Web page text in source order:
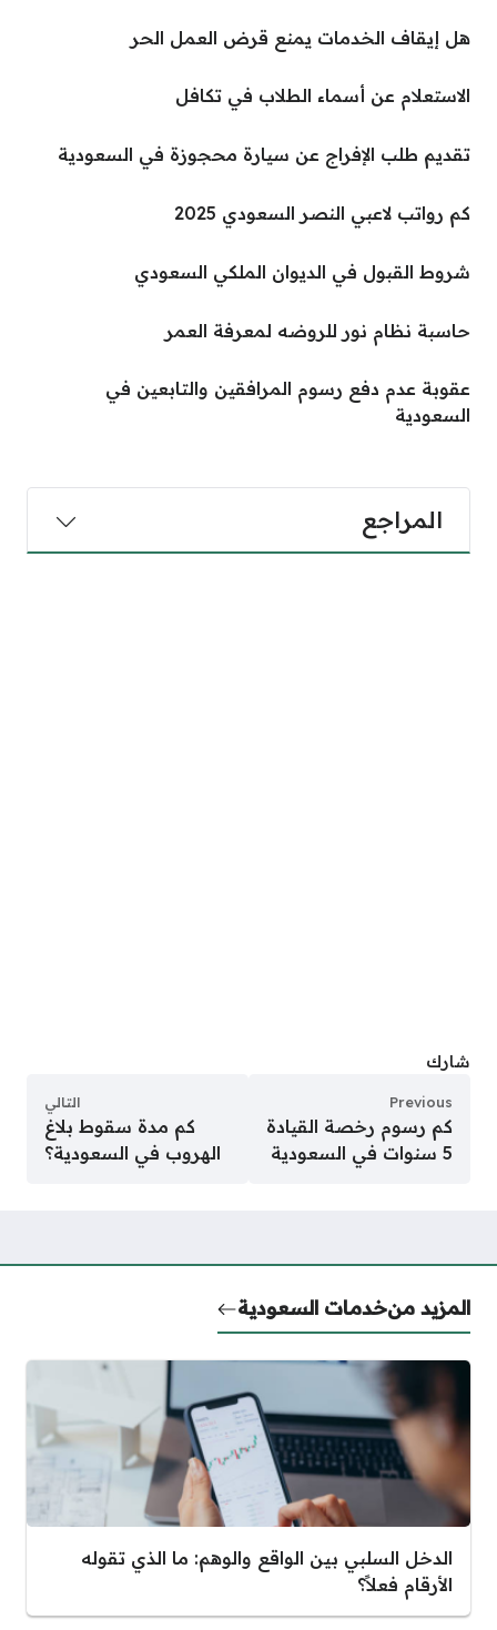
هل إيقاف الخدمات يمنع قرض العمل الحر
الاستعلام عن أسماء الطلاب في تكافل
تقديم طلب الإفراج عن سيارة محجوزة في السعودية
كم رواتب لاعبي النصر السعودي 2025
شروط القبول في الديوان الملكي السعودي
حاسبة نظام نور للروضه لمعرفة العمر
عقوبة عدم دفع رسوم المرافقين والتابعين في
السعودية
المراجع
شارك
Previous
كم رسوم رخصة القيادة
5 سنوات في السعودية
التالي
كم مدة سقوط بلاغ
الهروب في السعودية؟
المزيد منخدمات السعودية
الدخل السلبي بين الواقع والوهم: ما الذي تقوله
الأرقام فعلاً؟